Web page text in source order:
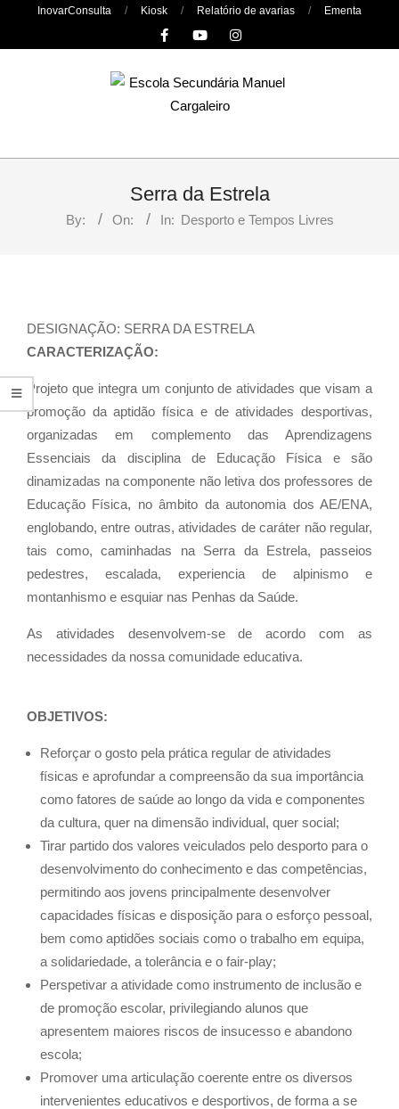
InovarConsulta Kiosk Relatório de avarias Ementa
Primary
Serra da Estrela
By: On: In: Desporto e Tempos Livres
DESIGNAÇÃO: SERRA DA ESTRELA
CARACTERIZAÇÃO:
Projeto que integra um conjunto de atividades que visam a
promoção da aptidão física e de atividades desportivas,
organizadas em complemento das Aprendizagens
Essenciais da disciplina de Educação Física e são
dinamizadas na componente não letiva dos professores de
Educação Física, no âmbito da autonomia dos AE/ENA,
englobando, entre outras, atividades de caráter não regular,
tais como, caminhadas na Serra da Estrela, passeios
pedestres, escalada, experiencia de alpinismo e
montanhismo e esquiar nas Penhas da Saúde.
As atividades desenvolvem-se de acordo com as
necessidades da nossa comunidade educativa.
OBJETIVOS:
Reforçar o gosto pela prática regular de atividades
físicas e aprofundar a compreensão da sua importância
como fatores de saúde ao longo da vida e componentes
da cultura, quer na dimensão individual, quer social;
Tirar partido dos valores veiculados pelo desporto para o
desenvolvimento do conhecimento e das competências,
permitindo aos jovens principalmente desenvolver
capacidades físicas e disposição para o esforço pessoal,
bem como aptidões sociais como o trabalho em equipa,
a solidariedade, a tolerância e o fair-play;
Perspetivar a atividade como instrumento de inclusão e
de promoção escolar, privilegiando alunos que
apresentem maiores riscos de insucesso e abandono
escola;
Promover uma articulação coerente entre os diversos
intervenientes educativos e desportivos, de forma a se